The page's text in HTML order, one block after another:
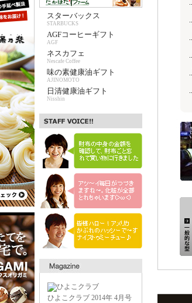
スターバックス
STARBUCKS
AGFコーヒーギフト
AGF
ネスカフェ
Nescafe Coffee
味の素健康油ギフト
AJINOMOTO
日清健康油ギフト
Nisshin
ひよこクラブ 2014年 4月号